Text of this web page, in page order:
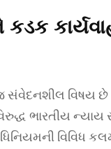
સંવેદનશીલ વિષય
ભારતીય ન્યાય
વિવિધ